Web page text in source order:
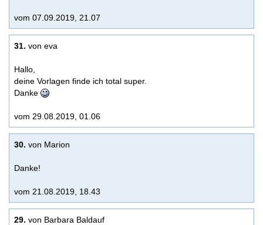
vom 07.09.2019, 21.07
31. von eva
Hallo,
deine Vorlagen finde ich total super.
Danke
vom 29.08.2019, 01.06
30. von Marion
Danke!
vom 21.08.2019, 18.43
29. von Barbara Baldauf